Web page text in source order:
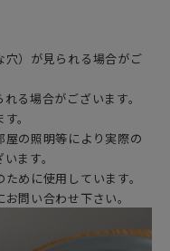
）が見られる場合がご
る場合がございます。
。
の照明等により実際の
ます。
めに使用しています。
問い合わせ下さい。